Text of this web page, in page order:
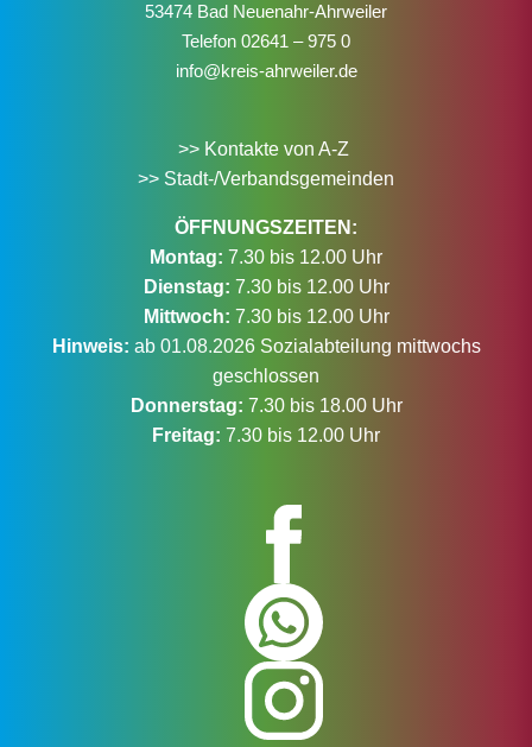
53474 Bad Neuenahr-Ahrweiler
Telefon 02641 – 975 0
info@kreis-ahrweiler.de
>> Kontakte von A-Z
>> Stadt-/Verbandsgemeinden
ÖFFNUNGSZEITEN:
Montag: 7.30 bis 12.00 Uhr
Dienstag: 7.30 bis 12.00 Uhr
Mittwoch: 7.30 bis 12.00 Uhr
Hinweis: ab 01.08.2026 Sozialabteilung mittwochs
geschlossen
Donnerstag: 7.30 bis 18.00 Uhr
Freitag: 7.30 bis 12.00 Uhr